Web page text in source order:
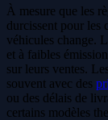
À mesure que les
durcissent pour les
véhicules change.
et à faibles
sur leurs ventes.
souvent avec des
ou des délais de
certains modèles